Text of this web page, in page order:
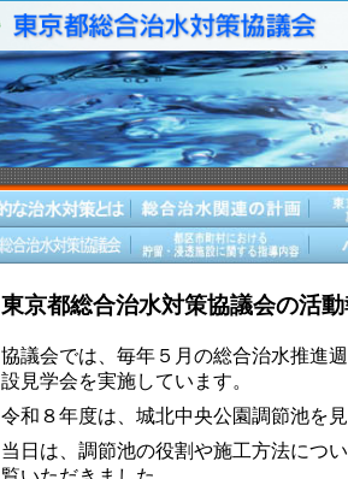
東京都総合治水対策協議会の活
協議会では、毎年５月の総合治水推進
設見学会を実施しています。
令和８年度は、城北中央公園調節池を
当日は、調節池の役割や施工方法につ